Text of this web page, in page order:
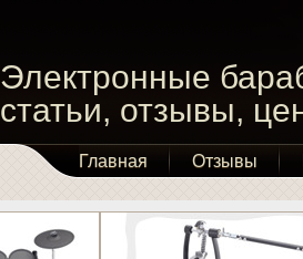
Электронные
статьи, отзывы,
Главная Отзывы